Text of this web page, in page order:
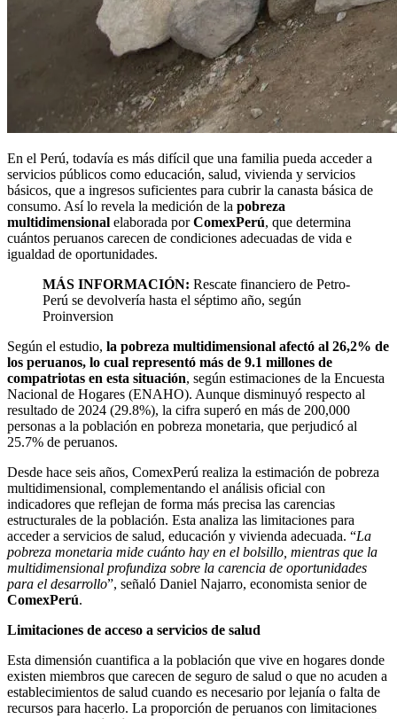
En el Perú, todavía es más difícil que una familia pueda acceder a
servicios públicos como educación, salud, vivienda y servicios
básicos, que a ingresos suficientes para cubrir la canasta básica de
consumo. Así lo revela la medición de la pobreza
multidimensional elaborada porComexPerú, que determina
cuántos peruanos carecen de condiciones adecuadas de vida e
igualdad de oportunidades.
MÁS INFORMACIÓN: Rescate financiero de Petro-
Perú se devolvería hasta el séptimo año, según
Proinversion
Según el estudio, la pobreza multidimensional afectó al 26,2% de
los peruanos, lo cual representó más de 9.1 millones de
compatriotas en esta situación, según estimaciones de la Encuesta
Nacional de Hogares (ENAHO). Aunque disminuyó respecto al
resultado de 2024 (29.8%), la cifra superó en más de 200,000
personas a la población en pobreza monetaria, que perjudicó al
25.7% de peruanos.
Desde hace seis años, ComexPerú realiza la estimación de pobreza
multidimensional, complementando el análisis oficial con
indicadores que reflejan de forma más precisa las carencias
estructurales de la población. Esta analiza las limitaciones para
acceder a servicios de salud, educación y vivienda adecuada. “La
pobreza monetaria mide cuánto hay en el bolsillo, mientras que la
multidimensional profundiza sobre la carencia de oportunidades
para el desarrollo”, señaló Daniel Najarro, economista senior de
ComexPerú.
Limitaciones de acceso a servicios de salud
Esta dimensión cuantifica a la población que vive en hogares donde
existen miembros que carecen de seguro de salud o que no acuden a
establecimientos de salud cuando es necesario por lejanía o falta de
recursos para hacerlo. La proporción de peruanos con limitaciones